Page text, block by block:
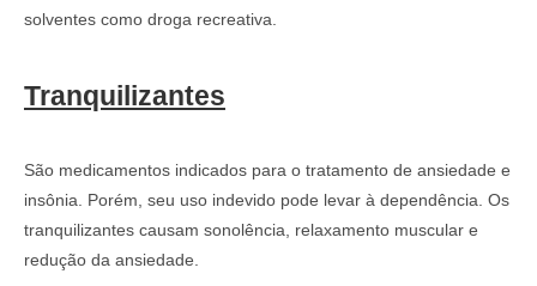
solventes como droga recreativa.
Tranquilizantes
São medicamentos indicados para o tratamento de ansiedade e
insônia. Porém, seu uso indevido pode levar à dependência. Os
tranquilizantes causam sonolência, relaxamento muscular e
redução da ansiedade.